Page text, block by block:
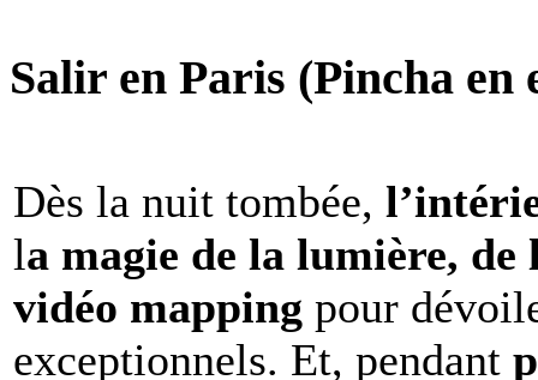
Salir en Paris (Pincha en
Dès la nuit tombée,
la magie de la lumière,
vidéo mapping pour
exceptionnels. Et, pendant